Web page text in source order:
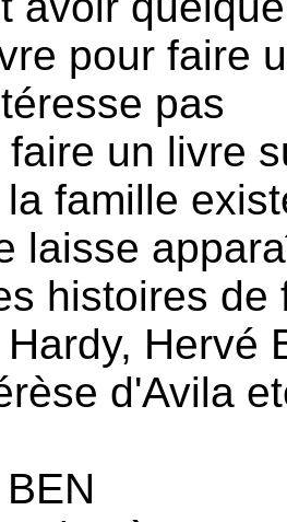
pour faire
pas
un livre
famille
laisse
histoires de
Hervé
d'Avila